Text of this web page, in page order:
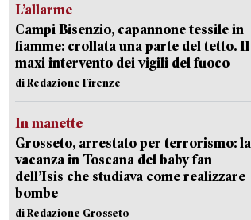
L’allarme
Campi Bisenzio, capannone tessile in
fiamme: crollata una parte del tetto. Il
maxi intervento dei vigili del fuoco
di Redazione Firenze
In manette
Grosseto, arrestato per terrorismo: la
vacanza in Toscana del baby fan
dell’Isis che studiava come realizzare
bombe
di Redazione Grosseto